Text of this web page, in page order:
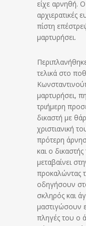
είχε αρνηθή.
αρχιερατικές
πίστη
μαρτυρήσει.
τελικά στο
μαρτυρήσει,
τριήμερη
δικαστή με
χριστιανική
πρότερη
και ο
μεταβαίνει
προκαλώντας
οδηγήσουν
σκληρός και
μαστιγώσουν
πληγές του ο